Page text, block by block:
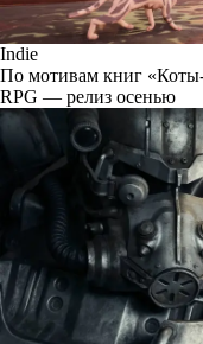
Indie
По мотивам книг
RPG — релиз осенью